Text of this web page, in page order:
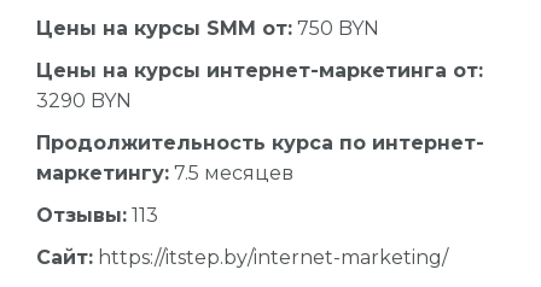
Цены на курсы SMM от: 750 BYN
Цены на курсы интернет-маркетинга от:
3290 BYN
Продолжительность курса по интернет-
маркетингу: 7.5 месяцев
Отзывы: 113
Сайт: https://itstep.by/internet-marketing/